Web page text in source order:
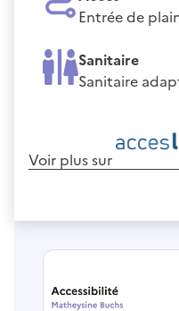
Entrée de
Sanitaire
Sanitaire
Voir plus sur